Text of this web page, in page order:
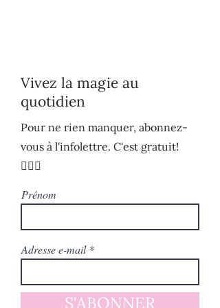
Vivez la magie au
quotidien
Pour ne rien manquer, abonnez-
vous à l'infolettre. C'est gratuit!
🧚🏻‍♀️
Prénom
Adresse e-mail
S'ABONNER